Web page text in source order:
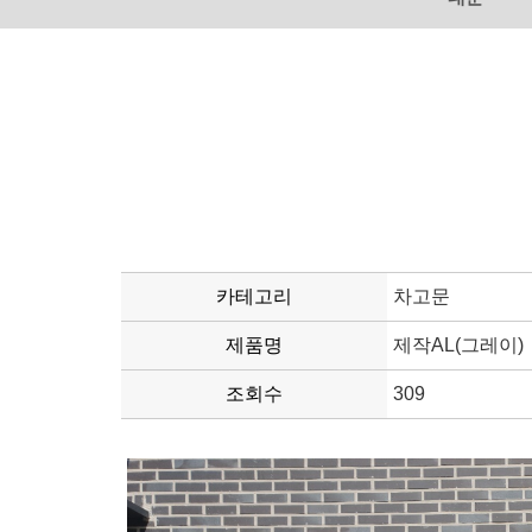
카테고리 차고문
제품명 제작AL(그레이)
조회수 309